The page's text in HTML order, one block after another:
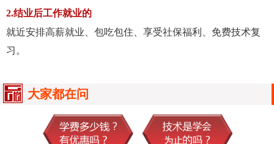
2.结业后工作就业的
就近安排高薪就业、包吃包住、享受社保福利、免费技术复
习。
大家都在问